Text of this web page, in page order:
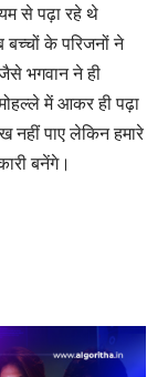
से पढ़ा रहे थे
बच्चों के परिजनों ने
भगवान ने ही
में आकर ही पढ़ा
नहीं पाए लेकिन हमारे
बनेंगे।